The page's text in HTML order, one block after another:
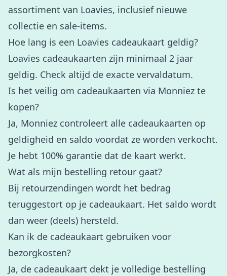
assortiment van Loavies, inclusief nieuwe
collectie en sale-items.
Hoe lang is een Loavies cadeaukaart geldig?
Loavies cadeaukaarten zijn minimaal 2 jaar
geldig. Check altijd de exacte vervaldatum.
Is het veilig om cadeaukaarten via Monniez te
kopen?
Ja, Monniez controleert alle cadeaukaarten op
geldigheid en saldo voordat ze worden verkocht.
Je hebt 100% garantie dat de kaart werkt.
Wat als mijn bestelling retour gaat?
Bij retourzendingen wordt het bedrag
teruggestort op je cadeaukaart. Het saldo wordt
dan weer (deels) hersteld.
Kan ik de cadeaukaart gebruiken voor
bezorgkosten?
Ja, de cadeaukaart dekt je volledige bestelling